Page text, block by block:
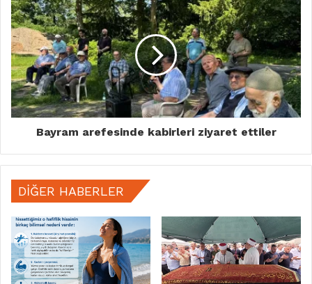
Bayram arefesinde kabirleri ziyaret ettiler
DIĞER HABERLER